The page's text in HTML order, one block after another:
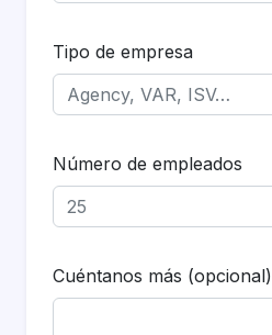
Tipo de empresa
Número de empleados
Cuéntanos más (opcional)